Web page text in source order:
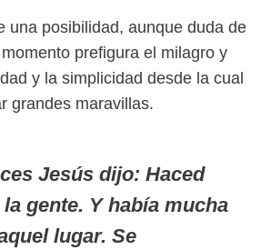
una posibilidad, aunque duda de
prefigura el milagro y
y la simplicidad desde la cual
grandes maravillas.
Jesús dijo: Haced
gente. Y había mucha
lugar. Se